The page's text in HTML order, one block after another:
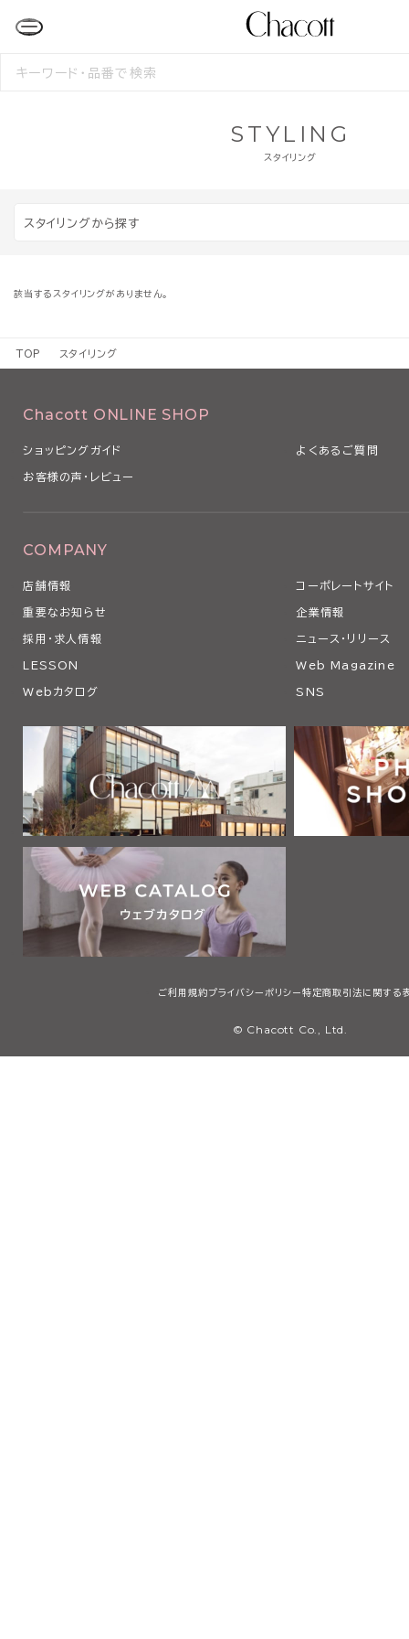
検
STYLING
スタイリング
スタイリングから探す
該当するスタイリングがありません。
TOP スタイリング
Chacott ONLINE SHOP
ショッピングガイド よくあるご質問
お客様の声・レビュー
COMPANY
店舗情報 コーポレートサイト
重要なお知らせ 企業情報
採用・求人情報 ニュース・リリース
LESSON Web Magazine
Webカタログ SNS
ご利用規約プライバシーポリシー 特定商取引法に関する
© Chacott Co., Ltd.